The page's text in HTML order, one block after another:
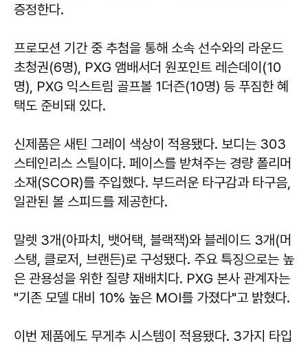
증정한다.
프로모션 기간 중 추첨을 통해 소속 선수와의 라운드
초청권(6명), PXG 앰배서더 원포인트 레슨데이(10
명), PXG 익스트림 골프볼 1더즌(10명) 등 푸짐한 혜
택도 준비돼 있다.
신제품은 새틴 그레이 색상이 적용됐다. 보디는 303
스테인리스 스틸이다. 페이스를 받쳐주는 경량 폴리머
소재(SCOR)를 주입했다. 부드러운 타구감과 타구음,
일관된 볼 스피드를 제공한다.
말렛 3개(아파치, 뱃어택, 블랙잭)와 블레이드 3개(머
스탱, 클로저, 브랜든)로 구성됐다. 주요 특징으로는 높
은 관용성을 위한 질량 재배치다. PXG 본사 관계자는
"기존 모델 대비 10% 높은 MOI를 가졌다"고 밝혔다.
이번 제품에도 무게추 시스템이 적용됐다. 3가지 타입